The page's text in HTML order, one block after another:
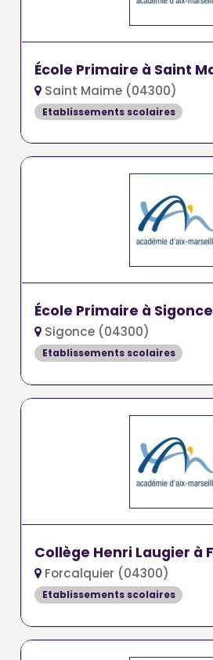
École Primaire à Saint
Saint Maime (04300)
Etablissements scolaires
École Primaire à Sigonce
Sigonce (04300)
Etablissements scolaires
Collège Henri Laugier à
Forcalquier (04300)
Etablissements scolaires